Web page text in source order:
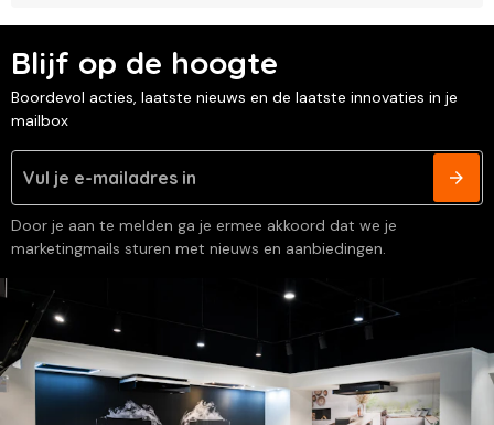
Blijf op de hoogte
Boordevol acties, laatste nieuws en de laatste innovaties in je
mailbox
Door je aan te melden ga je ermee akkoord dat we je
marketingmails sturen met nieuws en aanbiedingen.